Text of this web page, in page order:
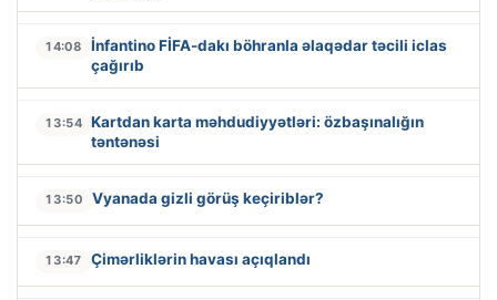
14:08
İnfantino FİFA-dakı böhranla əlaqədar təcili iclas
çağırıb
13:54 Kartdan karta məhdudiyyətləri: özbaşınalığın
təntənəsi
13:50 Vyanada gizli görüş keçiriblər?
13:47 Çimərliklərin havası açıqlandı